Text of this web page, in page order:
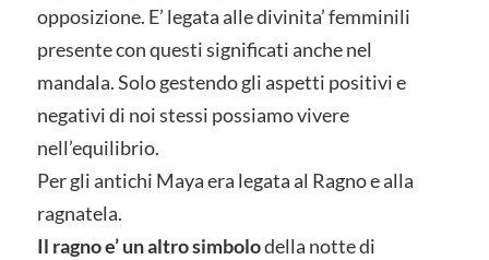
opposizione. E’ legata alle divinita’ femminili
presente con questi significati anche nel
mandala. Solo gestendo gli aspetti positivi e
negativi di noi stessi possiamo vivere
nell’equilibrio.
Per gli antichi Maya era legata al Ragno e alla
ragnatela.
Il ragno e’ un altro simbolodella notte di